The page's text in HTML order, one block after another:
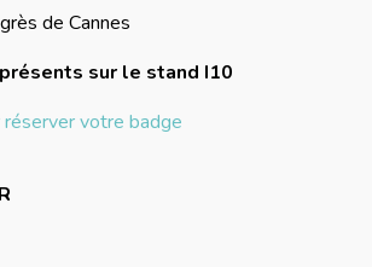
de Cannes
sur le stand I10
réserver votre badge